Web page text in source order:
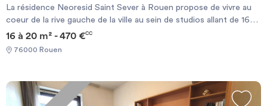
La résidence Neoresid Saint Sever à Rouen propose de vivre au
coeur de la rive gauche de la ville au sein de studios allant de 16m2
à 20m2. Tous les logements sont meublés et équipés. La
résidence se situe à proximité des transports en commun (Bus,
métro station " Saint-Sever ") et est proche des écoles
comme le lycée Blaise Pascal ou encore le Sacré Cœur. De plus, à
20 minutes à pied de la résidence se trouve la classe préparatoire
16 à 20 m² - 470 €CC
76000 Rouen